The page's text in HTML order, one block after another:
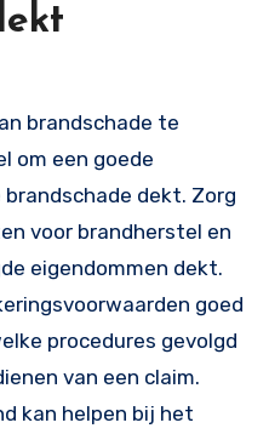
brandschade te
om een goede
dekt. Zorg
voor brandherstel en
eigendommen dekt.
goed
procedures gevolgd
van een claim.
kan helpen bij het